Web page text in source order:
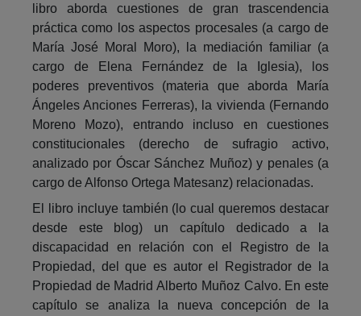
libro aborda cuestiones de gran trascendencia
práctica como los aspectos procesales (a cargo de
María José Moral Moro), la mediación familiar (a
cargo de Elena Fernández de la Iglesia), los
poderes preventivos (materia que aborda María
Ángeles Anciones Ferreras), la vivienda (Fernando
Moreno Mozo), entrando incluso en cuestiones
constitucionales (derecho de sufragio activo,
analizado por Óscar Sánchez Muñoz) y penales (a
cargo de Alfonso Ortega Matesanz) relacionadas.
El libro incluye también (lo cual queremos destacar
desde este blog) un capítulo dedicado a la
discapacidad en relación con el Registro de la
Propiedad, del que es autor el Registrador de la
Propiedad de Madrid Alberto Muñoz Calvo. En este
capítulo se analiza la nueva concepción de la